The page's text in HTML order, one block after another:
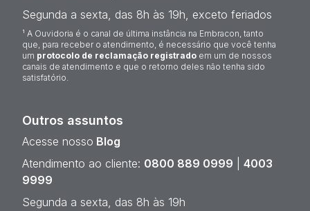
Segunda a sexta, das 8h às 19h, exceto feriados
¹ A Ouvidoria é o canal de última instância na Embracon, tanto
que, para receber o atendimento, é necessário que você tenha
um protocolo de reclamação registrado em um de nossos
canais de atendimento e que o retorno deles não tenha sido
satisfatório.
Outros assuntos
Acesse nosso Blog
Atendimento ao cliente: 0800 889 0999
4003
9999
Segunda a sexta, das 8h às 19h